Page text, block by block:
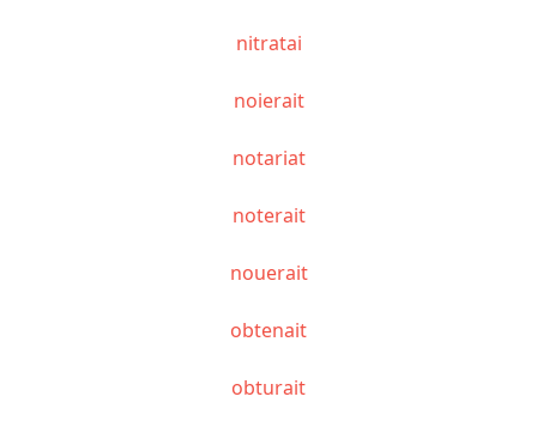
nitratai
noierait
notariat
noterait
nouerait
obtenait
obturait